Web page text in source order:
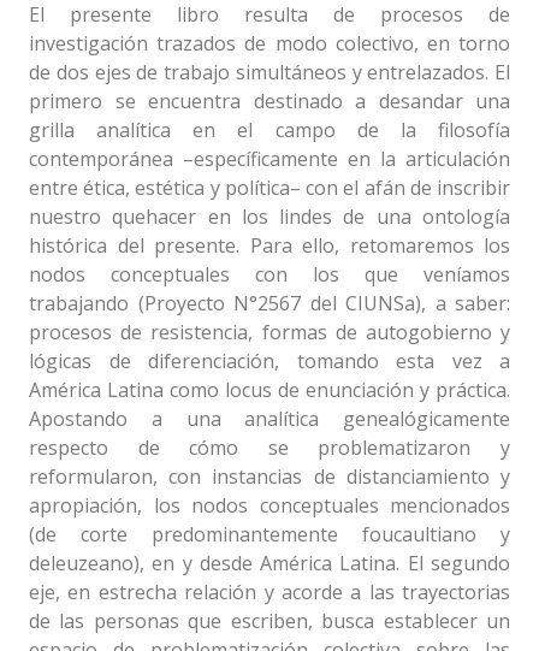
El presente libro resulta de procesos de
investigación trazados de modo colectivo, en torno
de dos ejes de trabajo simultáneos y entrelazados. El
primero se encuentra destinado a desandar una
grilla analítica en el campo de la filosofía
contemporánea –específicamente en la articulación
entre ética, estética y política– con el afán de inscribir
nuestro quehacer en los lindes de una ontología
histórica del presente. Para ello, retomaremos los
nodos conceptuales con los que veníamos
trabajando (Proyecto N°2567 del CIUNSa), a saber:
procesos de resistencia, formas de autogobierno y
lógicas de diferenciación, tomando esta vez a
América Latina como locus de enunciación y práctica.
Apostando a una analítica genealógicamente
respecto de cómo se problematizaron y
reformularon, con instancias de distanciamiento y
apropiación, los nodos conceptuales mencionados
(de corte predominantemente foucaultiano y
deleuzeano), en y desde América Latina. El segundo
eje, en estrecha relación y acorde a las trayectorias
de las personas que escriben, busca establecer un